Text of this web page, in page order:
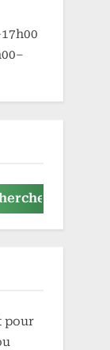
pour